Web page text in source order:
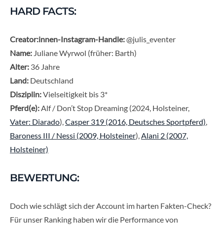
HARD FACTS:
Creator:innen-Instagram-Handle:@julis_eventer
Name: Juliane Wyrwol (früher: Barth)
Alter: 36 Jahre
Land: Deutschland
Disziplin:Vielseitigkeit bis 3*
Pferd(e):Alf / Don’t Stop Dreaming (2024, Holsteiner,
Vater: Diarado),Casper 319 (2016, Deutsches Sportpferd),
Baroness III / Nessi (2009, Holsteiner),Alani 2 (2007,
Holsteiner)
BEWERTUNG:
Doch wie schlägt sich der Account im harten Fakten-Check?
Für unser Ranking haben wir die Performance von